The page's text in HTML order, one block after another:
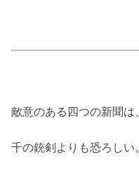
敵意のある四つの新聞は
千の銃剣よりも恐ろしい